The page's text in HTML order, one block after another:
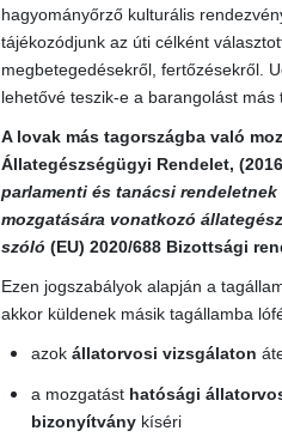
hagyományőrző kulturális
tájékozódjunk az úti célként
megbetegedésekről, fertőzésekről.
lehetővé teszik-e a barangolást
A lovak más tagországba való
Állategészségügyi Rendelet, (
parlamenti és tanácsi
mozgatására vonatkozó
szóló (EU) 2020/688Bizottsági
Ezen jogszabályok alapján a
akkor küldenek másik tagállamba
azok állatorvosi vizsgálaton
a mozgatást hatósági
bizonyítványkíséri